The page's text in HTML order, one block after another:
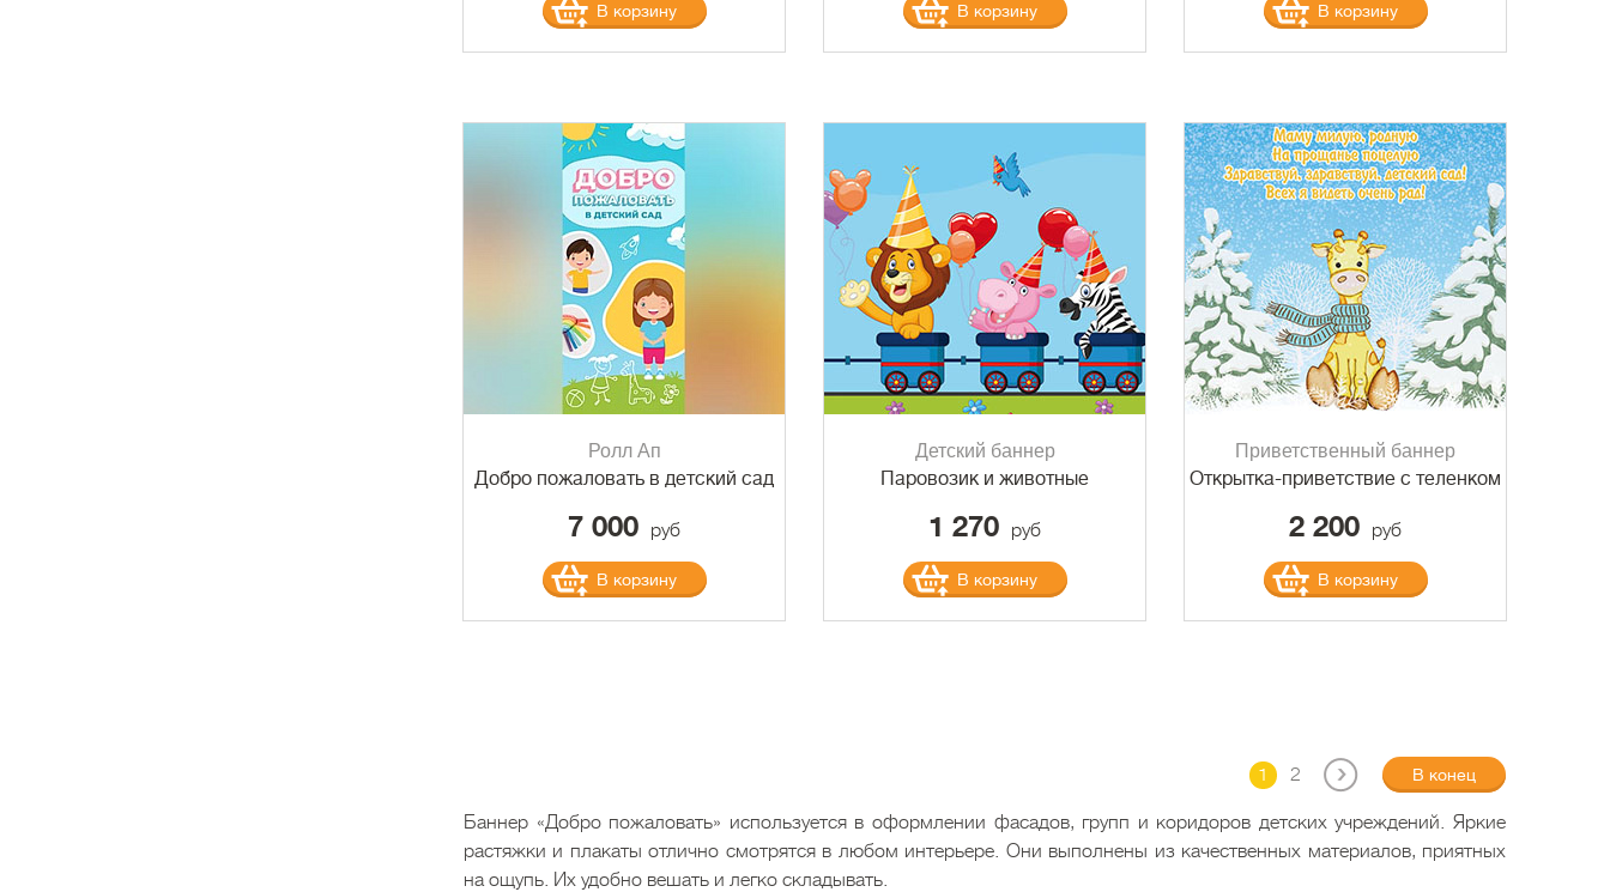
В корзину В корзину В корзину
Ролл Ап
Добро пожаловать в детский сад
7 000 руб
В корзину
Детский баннер
Паровозик и животные
1 270 руб
В корзину
Приветственный баннер
Открытка-приветствие с теленком
2 200 руб
В корзину
1 2 В конец
Баннер «Добро пожаловать» используется в оформлении фасадов, групп и коридоров детских учреждений. Яркие
растяжки и плакаты отлично смотрятся в любом интерьере. Они выполнены из качественных материалов, приятных
на ощупь. Их удобно вешать и легко складывать.